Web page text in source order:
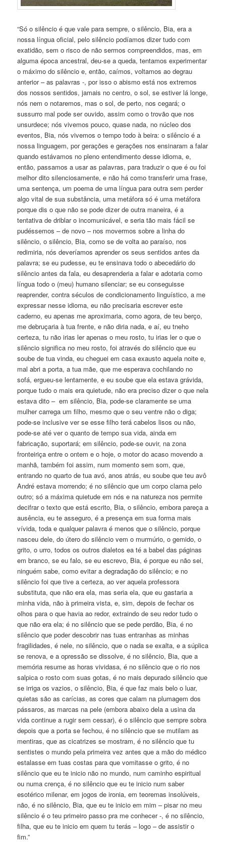
“Só o silêncio é que vale para sempre, o silêncio, Bia, era a
nossa língua oficial, pelo silêncio podíamos dizer tudo com
exatidão, sem o risco de não sermos compreendidos, mas, em
alguma época ancestral, deu-se a queda, tentamos experimentar
o máximo do silêncio e, então, caímos, voltamos ao degrau
anterior – as palavras -, por isso o abismo está nos extremos
dos nossos sentidos, jamais no centro, o sol, se estiver lá longe,
nós nem o notaremos, mas o sol, de perto, nos cegará; o
sussurro mal pode ser ouvido, assim como o trovão que nos
unsurdece; nós vivemos pouco, quase nada, no núcleo dos
eventos, Bia, nós vivemos o tempo todo à beira: o silêncio é a
nossa linguagem, por gerações e gerações nos ensinaram a falar
quando estávamos no pleno entendimento desse idioma, e,
então, passamos a usar as palavras, para traduzir o que é ou foi
melhor dito silenciosamente, e não há como transferir uma frase,
uma sentença, um poema de uma língua para outra sem perder
algo vital de sua substância, uma metáfora só é uma metáfora
porque dis o que não se pode dizer de outra maneira, é a
tentativa de driblar o incomunicável, e seria tão mais fácil se
pudéssemos – de novo – nos movermos sobre a linha do
silêncio, o silêncio, Bia, como se de volta ao paraíso, nos
redimiria, nós deveríamos aprender os seus sentidos antes da
palavra; se eu pudesse, eu te ensinava todo o abecedário do
silêncio antes da fala, eu desaprenderia a falar e adotaria como
língua todo o (meu) humano silenciar; se eu conseguisse
reaprender, contra séculos de condicionamento linguístico, a me
expressar nesse idioma, eu não precisaria escrever este
caderno, eu apenas me aproximaria, como agora, de teu berço,
me debruçaria à tua frente, e não diria nada, e aí, eu tneho
certeza, tu não irias ler apenas o meu rosto, tu irias ler o que o
silêncio significa no meu rosto, foi através do silêncio que eu
soube de tua vinda, eu cheguei em casa exausto aquela noite e,
mal abri a porta, a tua mãe, que me esperava cochilando no
sofá, ergueu-se lentamente, e eu soube que ela estava grávida,
porque tudo o mais era quietude, não era preciso dizer o que nela
estava dito – em silêncio, Bia, pode-se claramente se uma
mulher carrega um filho, mesmo que o seu ventre não o diga;
pode-se inclusive ver se esse filho terá cabelos lisos ou não,
pode-se até ver o quanto de tempo sua vida, ainda em
fabricação, suportará; em silêncio, pode-se ouvir, na zona
fronteiriça entre o ontem e o hoje, o motor do acaso movendo a
manhã, também foi assim, num momento sem som, que,
entrando no quarto de tua avó, anos atrás, eu soube que teu avô
André estava morrendo; é no silêncio que um corpo clama pelo
outro; só a máxima quietude em nós e na natureza nos permite
decifrar o texto que está escrito, Bia, o silêncio, embora pareça a
ausência, eu te asseguro, é a presença em sua forma mais
vívida, toda e qualquer palavra é menos que o silêncio, porque
nasceu dele, do útero do silêncio vem o murmúrio, o gemido, o
grito, o urro, todos os outros dialetos ea té a babel das páginas
em branco, se eu falo, se eu escrevo, Bia, é porque eu não sei,
ninguém sabe, como evitar a degradação do silêncio; e no
silêncio foi que tive a certeza, ao ver aquela professora
substituta, que não era ela, mas seria ela, que eu gastaria a
minha vida, não à primeira vista, e, sim, depois de fechar os
olhos para o que havia ao redor, extraindo de seu redor tudo o
que não era ela; é no silêncio que se pede perdão, Bia, é no
silêncio que poder descobrir nas tuas entranhas as minhas
fragilidades, é nele, no silêncio, que o nada se exalta, e a súplica
se renova, e a opressão se dissolve, é no silêncio, Bia, que a
memória resume as horas vividasa, é no silêncio que o rio nos
salpica o rosto com suas gotas, é no mais depurado silêncio que
se irriga os vazios, o silêncio, Bia, é que faz mais belo o luar,
quietas são as carícias, as cores que calam na plumagem dos
pássaros, as marcas na pele (embora abaixo dela a usina da
vida continue a rugir sem cessar), é o silêncio que sempre sobra
depois que a porta se fechou, é no silêncio que se mutilam as
mentiras, que as cicatrizes se mostram, é no silêncio que tu
sentistes o mundo pela primeira vez antes que a mão do médico
estalasse em tuas costas para que vomitasse o grito, é no
silêncio que eu te inicio não no mundo, num caminho espiritual
ou numa crença, é no silêncio que eu te inicio num saber
esotérico milenar, em jogos de ironia, em teoremas insolúveis,
não, é no silêncio, Bia, que eu te inicio em mim – pisar no meu
silêncio é o teu primeiro passo pra me conhecer -, é no silêncio,
filha, que eu te inicio em quem tu terás – logo – de assistir o
fim.”